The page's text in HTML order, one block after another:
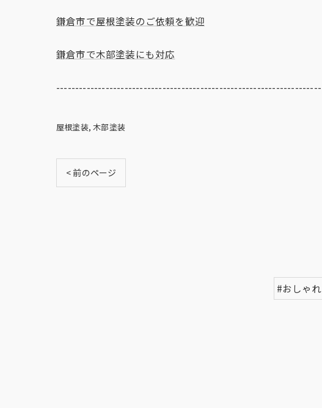
鎌倉市で屋根塗装のご依頼を歓迎
鎌倉市で木部塗装にも対応
----------------------------------------------------------------------
屋根塗装 木部塗装
< 前のページ
#おしゃれ